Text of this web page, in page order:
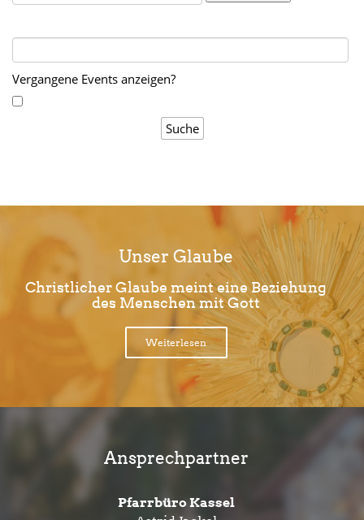
Vergangene Events anzeigen?
Unser Glaube
Christlicher Glaube meint eine Beziehung
des Menschen mit Gott
Weiterlesen
Ansprechpartner
Pfarrbüro Kassel